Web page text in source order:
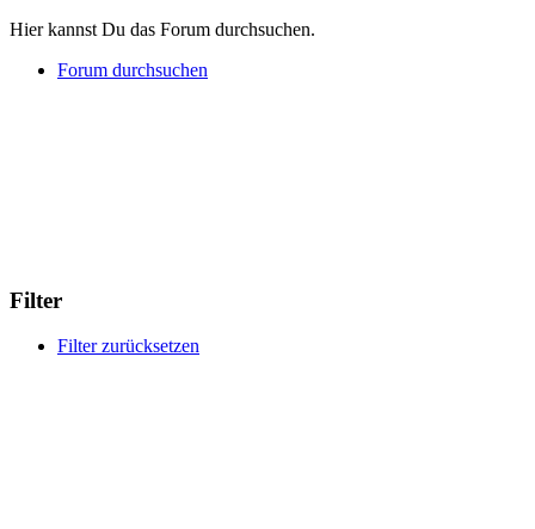
Hier kannst Du das Forum durchsuchen.
Forum durchsuchen
Filter
Filter zurücksetzen